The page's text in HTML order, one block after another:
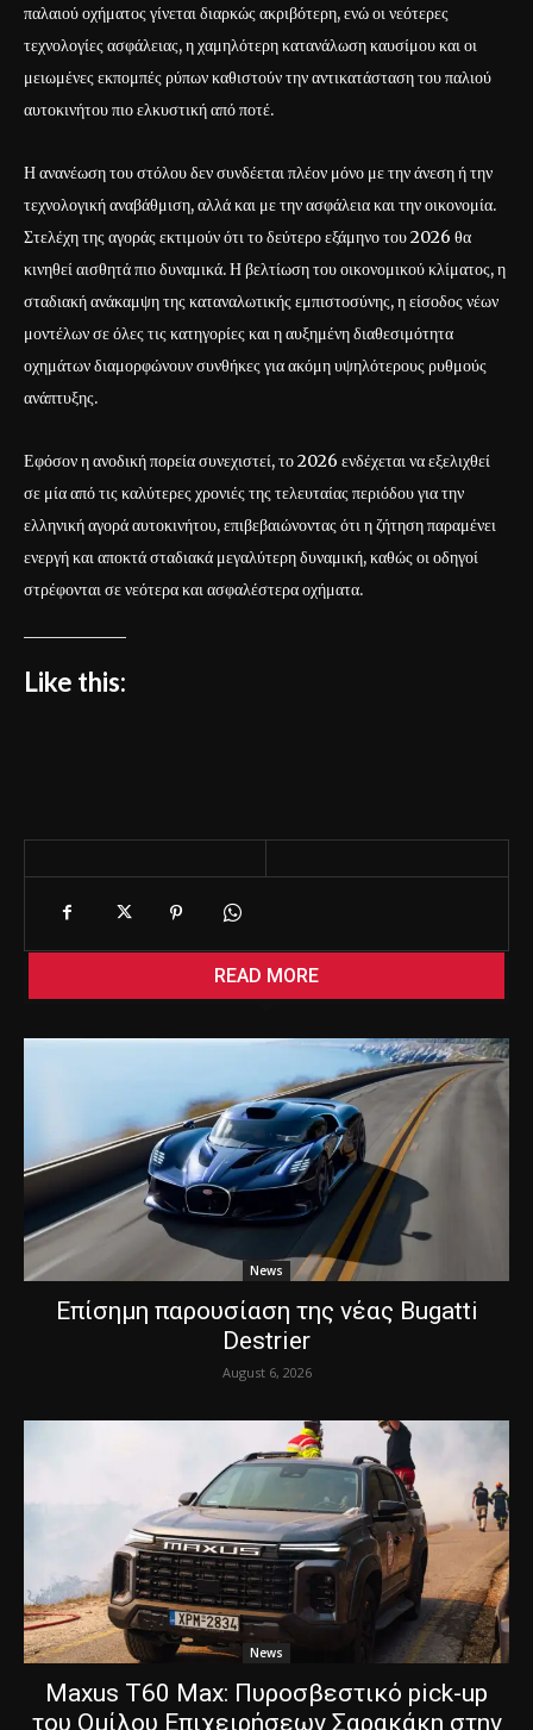
παλαιού οχήματος γίνεται διαρκώς ακριβότερη, ενώ οι νεότερες
τεχνολογίες ασφάλειας, η χαμηλότερη κατανάλωση καυσίμου και οι
μειωμένες εκπομπές ρύπων καθιστούν την αντικατάσταση του παλιού
αυτοκινήτου πιο ελκυστική από ποτέ.
Η ανανέωση του στόλου δεν συνδέεται πλέον μόνο με την άνεση ή την
τεχνολογική αναβάθμιση, αλλά και με την ασφάλεια και την οικονομία.
Στελέχη της αγοράς εκτιμούν ότι το δεύτερο εξάμηνο του 2026 θα
κινηθεί αισθητά πιο δυναμικά. Η βελτίωση του οικονομικού κλίματος, η
σταδιακή ανάκαμψη της καταναλωτικής εμπιστοσύνης, η είσοδος νέων
μοντέλων σε όλες τις κατηγορίες και η αυξημένη διαθεσιμότητα
οχημάτων διαμορφώνουν συνθήκες για ακόμη υψηλότερους ρυθμούς
ανάπτυξης.
Εφόσον η ανοδική πορεία συνεχιστεί, το 2026 ενδέχεται να εξελιχθεί
σε μία από τις καλύτερες χρονιές της τελευταίας περιόδου για την
ελληνική αγορά αυτοκινήτου, επιβεβαιώνοντας ότι η ζήτηση παραμένει
ενεργή και αποκτά σταδιακά μεγαλύτερη δυναμική, καθώς οι οδηγοί
στρέφονται σε νεότερα και ασφαλέστερα οχήματα.
Like this:
READ MORE
News
Επίσημη παρουσίαση της νέας Bugatti
Destrier
August 6, 2026
News
Maxus T60 Max: Πυροσβεστικό pick-up
του Ομίλου Επιχειρήσεων Σαρακάκη στην